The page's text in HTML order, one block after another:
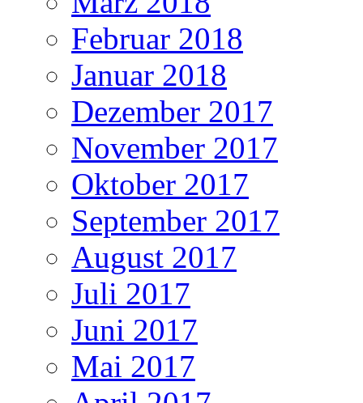
Februar 2018
Januar 2018
Dezember 2017
November 2017
Oktober 2017
September 2017
August 2017
Juli 2017
Juni 2017
Mai 2017